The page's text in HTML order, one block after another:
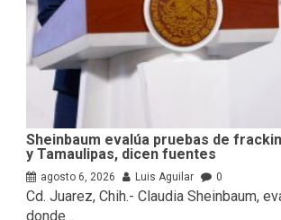
Sheinbaum evalúa pruebas de
y Tamaulipas, dicen fuentes
agosto 6, 2026 Luis Aguilar 0
Cd. Juarez, Chih.- Claudia Sheinbaum,
donde...